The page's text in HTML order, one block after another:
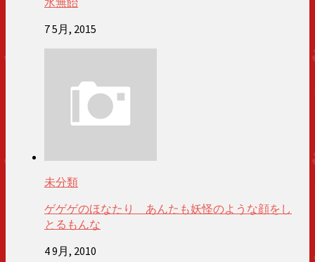
7 5月, 2015
未分類
ゲゲゲのほなたり あんたも妖怪のような顔をし
とるもんな
4 9月, 2010